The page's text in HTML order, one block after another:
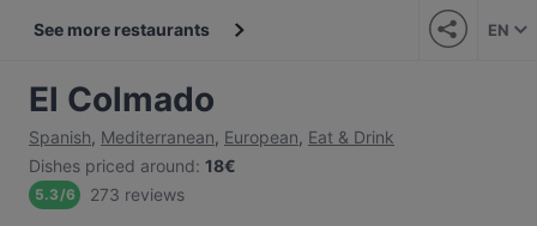
See more restaurants EN
El Colmado
Spanish, Mediterranean, European, Eat & Drink
Dishes priced around: 18€
5.3/6 273 reviews